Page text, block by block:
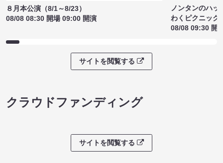
８月本公演（8/1～8/23）
08/08 08:30 開場 09:00 開演
ノンタンのハッ
わくピクニック
08/08 09:30 開
サイトを閲覧する
クラウドファンディング
サイトを閲覧する